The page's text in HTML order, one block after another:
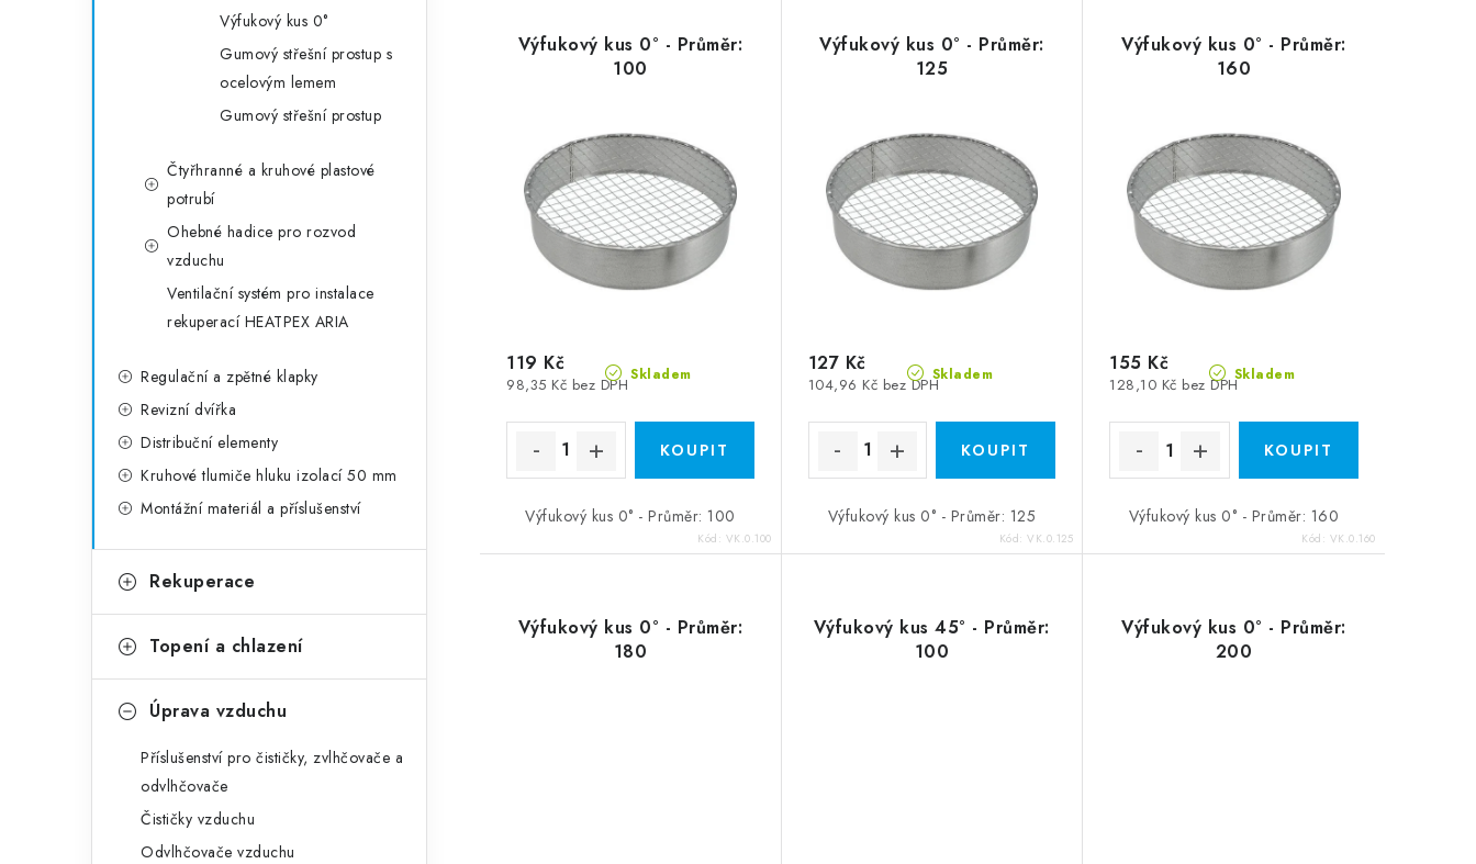
Výfukový kus 0°
Gumový střešní prostup s
ocelovým lemem
Gumový střešní prostup
Čtyřhranné a kruhové plastové
potrubí
Ohebné hadice pro rozvod
vzduchu
Ventilační systém pro instalace
rekuperací HEATPEX ARIA
Regulační a zpětné klapky
Revizní dvířka
Distribuční elementy
Kruhové tlumiče hluku izolací 50 mm
Montážní materiál a příslušenství
Rekuperace
Topení a chlazení
Úprava vzduchu
Příslušenství pro čističky, zvlhčovače a
odvlhčovače
Čističky vzduchu
Odvlhčovače vzduchu
Výfukový kus 0° - Průměr:
100
Skladem
98,35 Kč bez DPH
119 Kč
Výfukový kus 0° - Průměr: 100
Kód: VK.0.100
Výfukový kus 0° - Průměr:
125
Skladem
104,96 Kč bez DPH
127 Kč
Výfukový kus 0° - Průměr: 125
Kód:VK.0.125
Výfukový kus 0° - Průměr:
160
Skladem
128,10 Kč bez DPH
155 Kč
Výfukový kus 0° - Průměr: 160
Kód: VK.0.160
Výfukový kus 0° - Průměr:
180
Výfukový kus 45° - Průměr:
100
Výfukový kus 0° - Průměr:
200